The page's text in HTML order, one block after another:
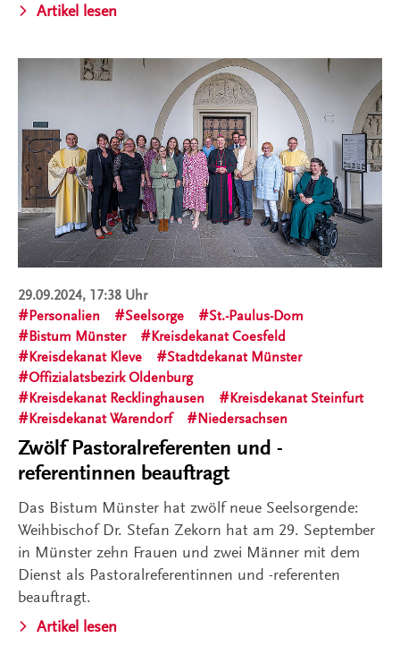
Artikel lesen
29.09.2024, 17:38 Uhr
Personalien
Seelsorge
St.-Paulus-Dom
Bistum Münster
Kreisdekanat Coesfeld
Kreisdekanat Kleve
Stadtdekanat Münster
Offizialatsbezirk Oldenburg
Kreisdekanat Recklinghausen
Kreisdekanat Steinfurt
Kreisdekanat Warendorf
Niedersachsen
Zwölf Pastoralreferenten und -
referentinnen beauftragt
Das Bistum Münster hat zwölf neue Seelsorgende:
Weihbischof Dr. Stefan Zekorn hat am 29. September
in Münster zehn Frauen und zwei Männer mit dem
Dienst als Pastoralreferentinnen und -referenten
beauftragt.
Artikel lesen